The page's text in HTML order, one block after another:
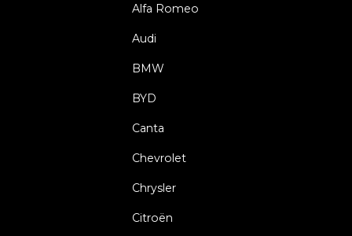
Alfa Romeo
Audi
BMW
BYD
Canta
Chevrolet
Chrysler
Citroën